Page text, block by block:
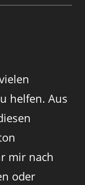
helfen. Aus
mir nach
oder